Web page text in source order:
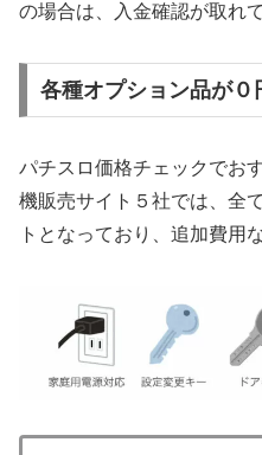
の場合は、入金確認が取れ
各種オプション品が０
パチスロ価格チェックでお
機販売サイト５社では、全
トとなっており、追加費用